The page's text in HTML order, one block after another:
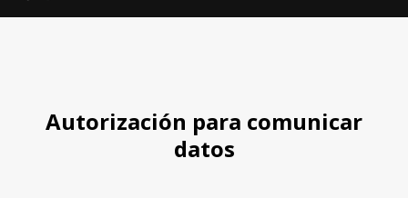
Autorización para comunicar
datos